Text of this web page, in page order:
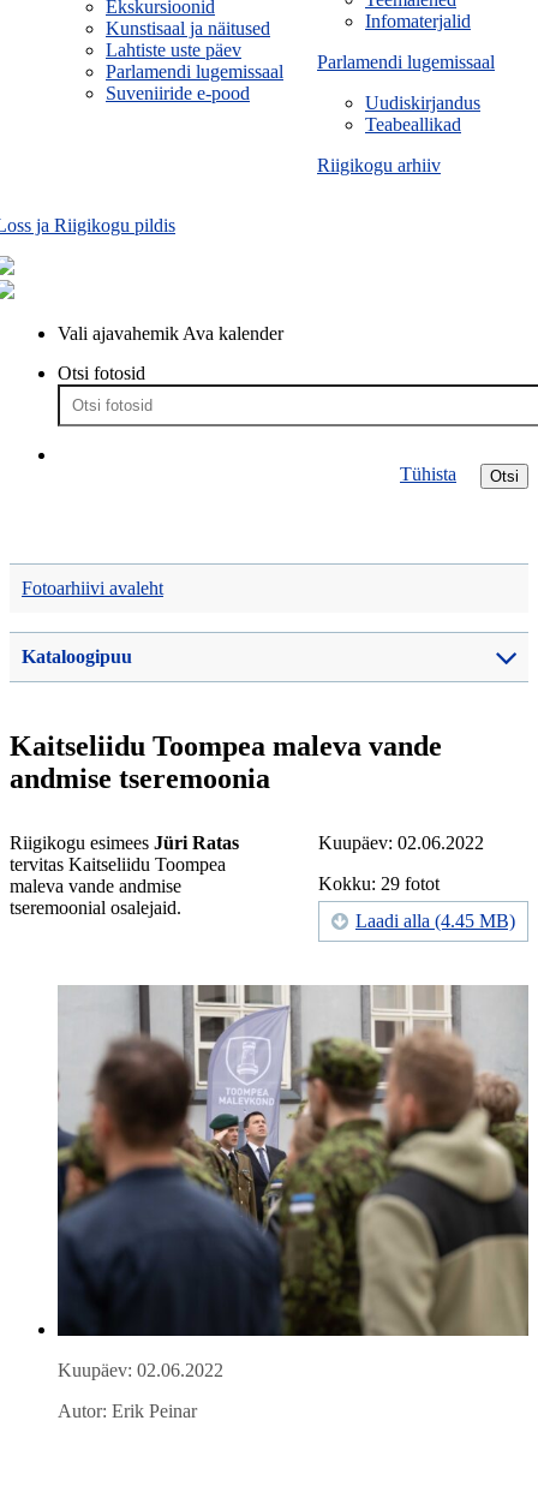
Infomaterjalid
Parlamendi lugemissaal
Uudiskirjandus
Teabeallikad
Riigikogu arhiiv
Ekskursioonid
Kunstisaal ja näitused
Lahtiste uste päev
Parlamendi lugemissaal
Suveniiride e-pood
ja Riigikogu pildis
Vali ajavahemik Ava kalender
Otsi fotosid
Otsi
Tühista
Fotoarhiivi avaleht
Kataloogipuu
Kaitseliidu Toompea maleva vande
andmise tseremoonia
Kuupäev: 02.06.2022
Kokku: 29 fotot
Laadi alla (4.45 MB)
Riigikogu esimees Jüri Ratas
tervitas Kaitseliidu Toompea
maleva vande andmise
tseremoonial osalejaid.
Kuupäev: 02.06.2022
Autor: Erik Peinar